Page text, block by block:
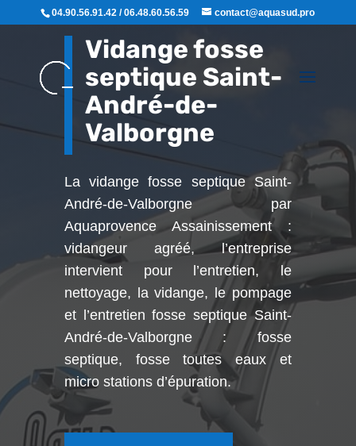
04.90.56.91.42 / 06.48.60.56.59 contact@aquasud.pro
Vidange fosse
septique Saint-
André-de-
Valborgne
La vidange fosse septique Saint-
André-de-Valborgne par
Aquaprovence Assainissement :
vidangeur agréé, l’entreprise
intervient pour l’entretien, le
nettoyage, la vidange, le pompage
et l’entretien fosse septique Saint-
André-de-Valborgne : fosse
septique, fosse toutes eaux et
micro stations d’épuration.